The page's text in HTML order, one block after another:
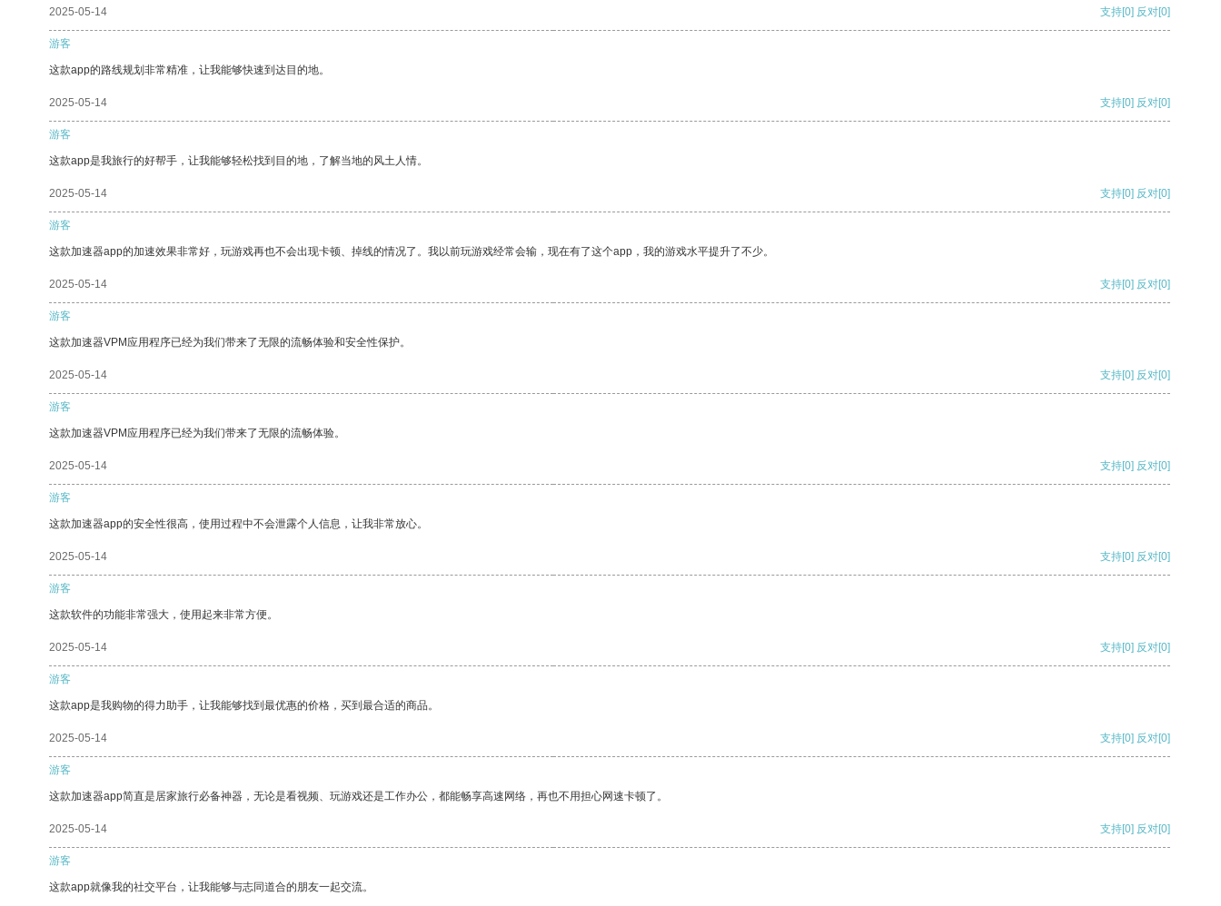
2025-05-14 支持[0] 反对[0]
游客
这款app的路线规划非常精准，让我能够快速到达目的地。
2025-05-14 支持[0] 反对[0]
游客
这款app是我旅行的好帮手，让我能够轻松找到目的地，了解当地的风土人情。
2025-05-14 支持[0] 反对[0]
游客
这款加速器app的加速效果非常好，玩游戏再也不会出现卡顿、掉线的情况了。我以前玩游戏经常会输，现在有了这个app，我的游戏水平提升了不少。
2025-05-14 支持[0] 反对[0]
游客
这款加速器VPM应用程序已经为我们带来了无限的流畅体验和安全性保护。
2025-05-14 支持[0] 反对[0]
游客
这款加速器VPM应用程序已经为我们带来了无限的流畅体验。
2025-05-14 支持[0] 反对[0]
游客
这款加速器app的安全性很高，使用过程中不会泄露个人信息，让我非常放心。
2025-05-14 支持[0] 反对[0]
游客
这款软件的功能非常强大，使用起来非常方便。
2025-05-14 支持[0] 反对[0]
游客
这款app是我购物的得力助手，让我能够找到最优惠的价格，买到最合适的商品。
2025-05-14 支持[0] 反对[0]
游客
这款加速器app简直是居家旅行必备神器，无论是看视频、玩游戏还是工作办公，都能畅享高速网络，再也不用担心网速卡顿了。
2025-05-14 支持[0] 反对[0]
游客
这款app就像我的社交平台，让我能够与志同道合的朋友一起交流。